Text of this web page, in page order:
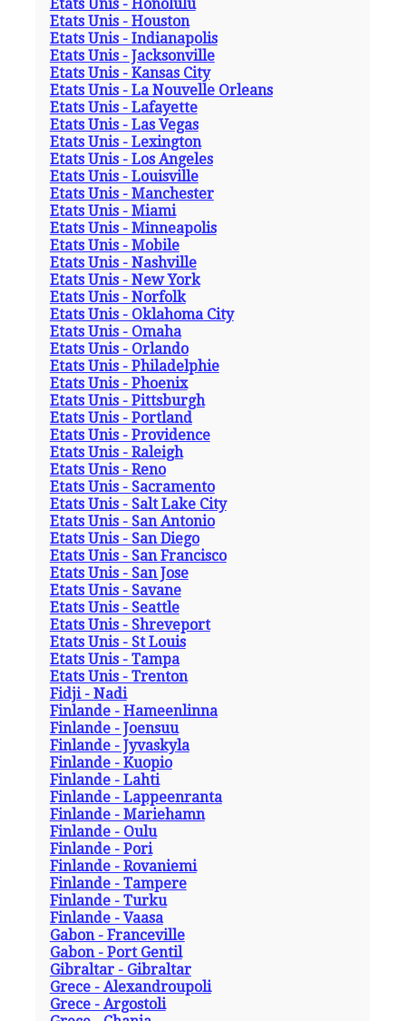
Etats Unis - Honolulu
Etats Unis - Houston
Etats Unis - Indianapolis
Etats Unis - Jacksonville
Etats Unis - Kansas City
Etats Unis - La Nouvelle Orleans
Etats Unis - Lafayette
Etats Unis - Las Vegas
Etats Unis - Lexington
Etats Unis - Los Angeles
Etats Unis - Louisville
Etats Unis - Manchester
Etats Unis - Miami
Etats Unis - Minneapolis
Etats Unis - Mobile
Etats Unis - Nashville
Etats Unis - New York
Etats Unis - Norfolk
Etats Unis - Oklahoma City
Etats Unis - Omaha
Etats Unis - Orlando
Etats Unis - Philadelphie
Etats Unis - Phoenix
Etats Unis - Pittsburgh
Etats Unis - Portland
Etats Unis - Providence
Etats Unis - Raleigh
Etats Unis - Reno
Etats Unis - Sacramento
Etats Unis - Salt Lake City
Etats Unis - San Antonio
Etats Unis - San Diego
Etats Unis - San Francisco
Etats Unis - San Jose
Etats Unis - Savane
Etats Unis - Seattle
Etats Unis - Shreveport
Etats Unis - St Louis
Etats Unis - Tampa
Etats Unis - Trenton
Fidji - Nadi
Finlande - Hameenlinna
Finlande - Joensuu
Finlande - Jyvaskyla
Finlande - Kuopio
Finlande - Lahti
Finlande - Lappeenranta
Finlande - Mariehamn
Finlande - Oulu
Finlande - Pori
Finlande - Rovaniemi
Finlande - Tampere
Finlande - Turku
Finlande - Vaasa
Gabon - Franceville
Gabon - Port Gentil
Gibraltar - Gibraltar
Grece - Alexandroupoli
Grece - Argostoli